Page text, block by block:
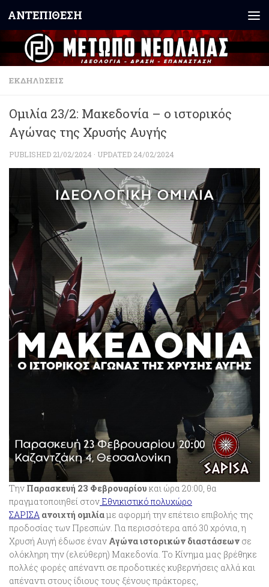
Skip to content
ΑΝΤΕΠΙΘΕΣΗ
ΕΚΔΗΛΏΣΕΙΣ
Ομιλία 23/2: Μακεδονία – ο ιστορικός
Αγώνας της Χρυσής Αυγής
PUBLISHED 21/02/2024 · UPDATED 24/02/2024
Την Παρασκευή 23 Φεβρουαρίου και ώρα 20:00, θα
πραγματοποιηθεί στον Εθνικιστικό πολυχώρο
ΣΑΡΙΣΑ ανοιχτή ομιλίαμε αφορμή την επέτειο επιβολής της
προδοσίας των Πρεσπών. Για περισσότερα από 30 χρόνια, η
Χρυσή Αυγή έδωσε έναν Αγώνα ιστορικών διαστάσεων σε
ολόκληρη την (ελεύθερη) Μακεδονία. Το Κίνημα μας βρέθηκε
πολλές φορές απέναντι σε προδοτικές κυβερνήσεις αλλά και
απέναντι στους ίδιους τους ξένους πράκτορες,